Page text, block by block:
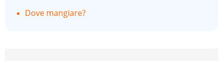
Dove mangiare?